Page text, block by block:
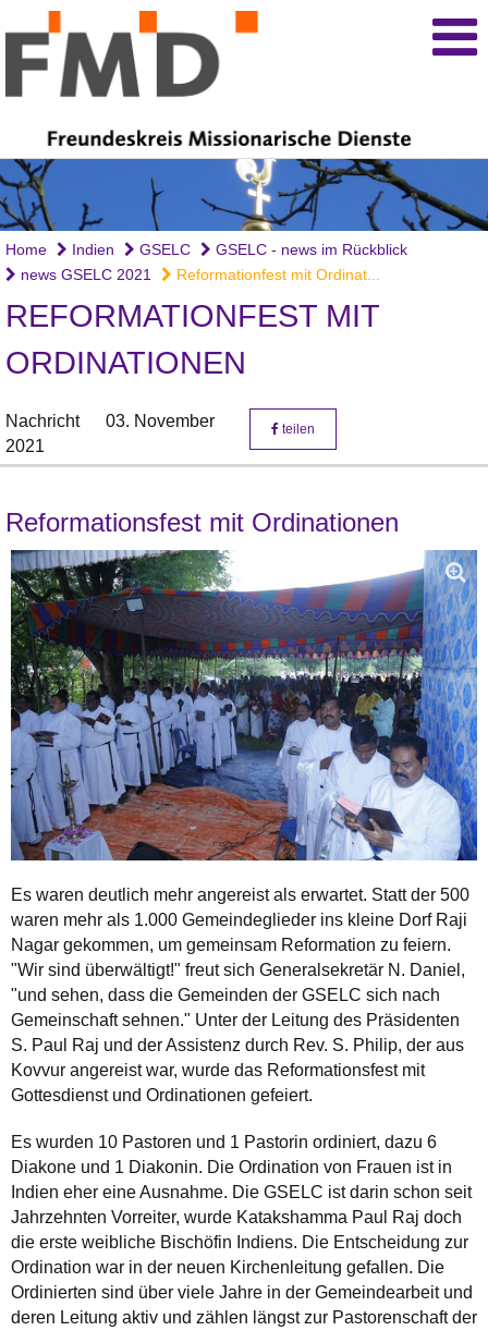
Home Indien GSELC
GSELC - news im Rückblick
news GSELC 2021
Reformationfest mit Ordinat...
REFORMATIONFEST MIT
ORDINATIONEN
Nachricht
03. November
2021
teilen
Reformationsfest mit Ordinationen
Es waren deutlich mehr angereist als erwartet. Statt der 500
waren mehr als 1.000 Gemeindeglieder ins kleine Dorf Raji
Nagar gekommen, um gemeinsam Reformation zu feiern.
"Wir sind überwältigt!" freut sich Generalsekretär N. Daniel,
"und sehen, dass die Gemeinden der GSELC sich nach
Gemeinschaft sehnen." Unter der Leitung des Präsidenten
S. Paul Raj und der Assistenz durch Rev. S. Philip, der aus
Kovvur angereist war, wurde das Reformationsfest mit
Gottesdienst und Ordinationen gefeiert.
Es wurden 10 Pastoren und 1 Pastorin ordiniert, dazu 6
Diakone und 1 Diakonin. Die Ordination von Frauen ist in
Indien eher eine Ausnahme. Die GSELC ist darin schon seit
Jahrzehnten Vorreiter, wurde Katakshamma Paul Raj doch
die erste weibliche Bischöfin Indiens. Die Entscheidung zur
Ordination war in der neuen Kirchenleitung gefallen. Die
Ordinierten sind über viele Jahre in der Gemeindearbeit und
deren Leitung aktiv und zählen längst zur Pastorenschaft der